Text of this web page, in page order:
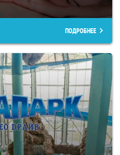
ПОДРОБНЕЕ